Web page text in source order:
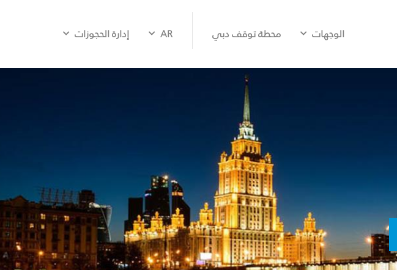
الوجهات محطة توقف دبي AR إدارة الحجوزات